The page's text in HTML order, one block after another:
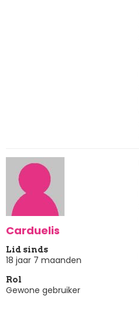
Carduelis
Lid sinds
18 jaar 7 maanden
Rol
Gewone gebruiker